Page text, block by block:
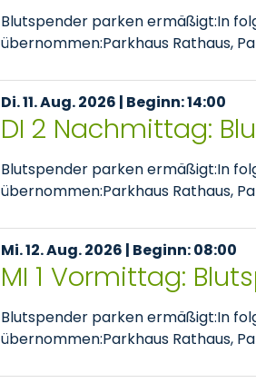
Blutspender parken ermäßigt:In
übernommen:Parkhaus Rathaus,
Di. 11. Aug. 2026 | Beginn: 14:00
DI 2 Nachmittag:
Blutspender parken ermäßigt:In
übernommen:Parkhaus Rathaus,
Mi. 12. Aug. 2026 | Beginn: 08:00
MI 1 Vormittag:
Blutspender parken ermäßigt:In
übernommen:Parkhaus Rathaus,